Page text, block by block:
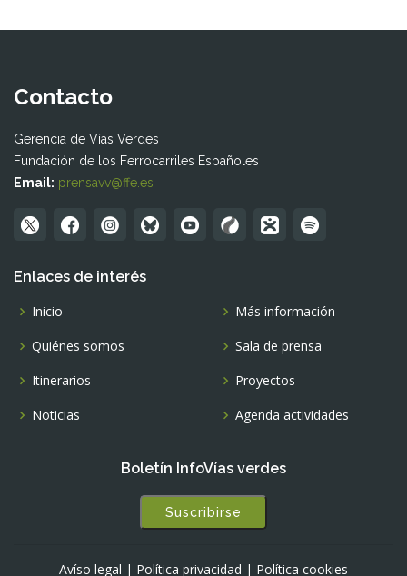
Contacto
Gerencia de Vías Verdes
Fundación de los Ferrocarriles Españoles
Email: prensavv@ffe.es
Enlaces de interés
Inicio
Quiénes somos
Itinerarios
Noticias
Más información
Sala de prensa
Proyectos
Agenda actividades
Boletín InfoVías verdes
Suscribirse
Avíso legal | Política privacidad | Política cookies